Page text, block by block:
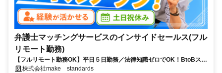
弁護士マッチングサービスのインサイドセールス(フル
リモート勤務)
【フルリモート勤務OK】平日５日勤務／法律知識ゼロでOK！BtoBスキ
ルが身につく営業職
株式会社make standards